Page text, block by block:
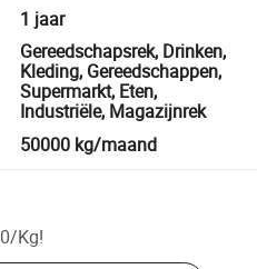
1 jaar
Gereedschapsrek, Drinken,
Kleding, Gereedschappen,
Supermarkt, Eten,
Industriële, Magazijnrek
50000 kg/maand
/Kg!